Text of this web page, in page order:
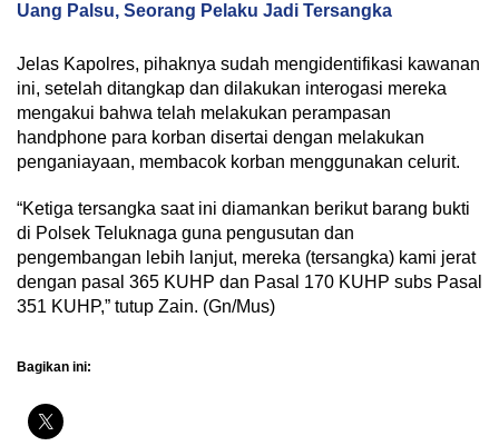
Uang Palsu, Seorang Pelaku Jadi Tersangka
Jelas Kapolres, pihaknya sudah mengidentifikasi kawanan
ini, setelah ditangkap dan dilakukan interogasi mereka
mengakui bahwa telah melakukan perampasan
handphone para korban disertai dengan melakukan
penganiayaan, membacok korban menggunakan celurit.
“Ketiga tersangka saat ini diamankan berikut barang bukti
di Polsek Teluknaga guna pengusutan dan
pengembangan lebih lanjut, mereka (tersangka) kami jerat
dengan pasal 365 KUHP dan Pasal 170 KUHP subs Pasal
351 KUHP,” tutup Zain. (Gn/Mus)
Bagikan ini: